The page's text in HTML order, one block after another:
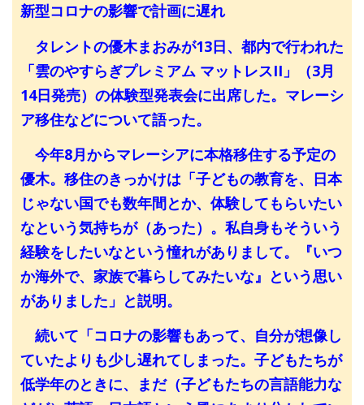
新型コロナの影響で計画に遅れ
タレントの優木まおみが13日、都内で行われた
「雲のやすらぎプレミアム マットレスII」（3月
14日発売）の体験型発表会に出席した。マレーシ
ア移住などについて語った。
今年8月からマレーシアに本格移住する予定の
優木。移住のきっかけは「子どもの教育を、日本
じゃない国でも数年間とか、体験してもらいたい
なという気持ちが（あった）。私自身もそういう
経験をしたいなという憧れがありまして。『いつ
か海外で、家族で暮らしてみたいな』という思い
がありました」と説明。
続いて「コロナの影響もあって、自分が想像し
ていたよりも少し遅れてしまった。子どもたちが
低学年のときに、まだ（子どもたちの言語能力な